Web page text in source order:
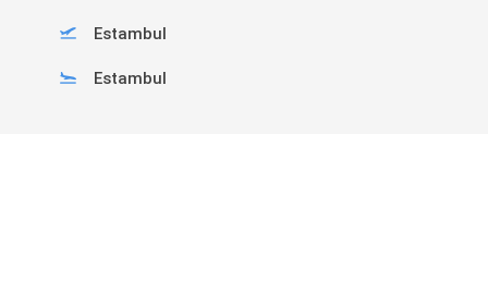
Estambul
Estambul